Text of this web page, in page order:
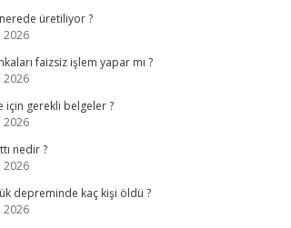
üretiliyor ?
2026
faizsiz işlem yapar mı ?
2026
için gerekli belgeler ?
2026
nedir ?
2026
depreminde kaç kişi öldü ?
2026